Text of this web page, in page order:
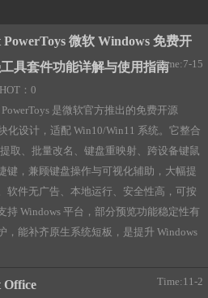
微软 Windows 免费开
具套件功能详解与使用指南Time:7-15
：0
是微软官方推出的免费开源
化设计，适配 Win10/Win11 系统。它整合
取、批量改名、键盘重映射、跨设备键鼠
键，兼顾键盘操作与可视化辅助，大幅提
软件无广告、本地运行、安全性高，可按
持 Windows 平台，部分预览功能稳定性有
，能补齐原生系统短板，是提升 Windows
Office Time:11-2